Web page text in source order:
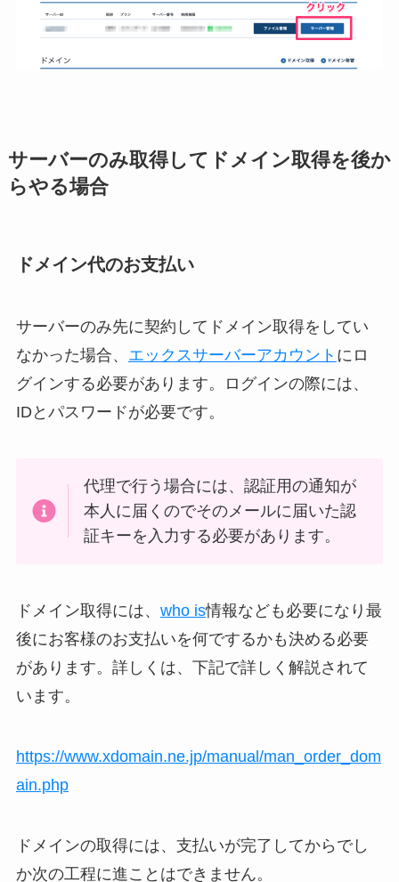
サーバーのみ取得してドメイン取得を後か
らやる場合
ドメイン代のお支払い
サーバーのみ先に契約してドメイン取得をしてい
なかった場合、 エックスサーバーアカウント にロ
グインする必要があります。ログインの際には、
IDとパスワードが必要です。
代理で行う場合には、認証用の通知が
本人に届くのでそのメールに届いた認
証キーを入力する必要があります。
ドメイン取得には、 who is情報なども必要になり最
後にお客様のお支払いを何でするかも決める必要
があります。詳しくは、下記で詳しく解説されて
います。
https://www.xdomain.ne.jp/manual/man_order_dom
ain.php
ドメインの取得には、支払いが完了してからでし
か次の工程に進ことはできません。